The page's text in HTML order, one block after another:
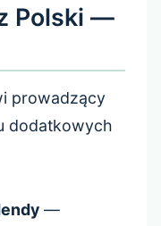
Polski —
prowadzący
dodatkowych
—